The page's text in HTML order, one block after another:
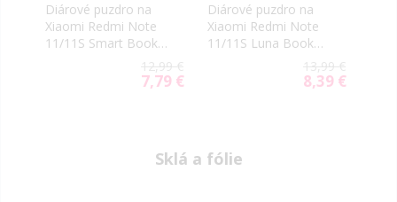
Diárové puzdro na
Xiaomi Redmi Note
11/11S Smart Book
12,99 €
Special
7,79 €
Diárové puzdro na
Xiaomi Redmi Note
11/11S Luna Book
13,99 €
Special
8,39 €
Sklá a fólie